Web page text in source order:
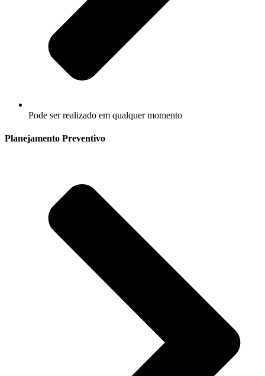
Pode ser realizado em qualquer momento
Planejamento Preventivo